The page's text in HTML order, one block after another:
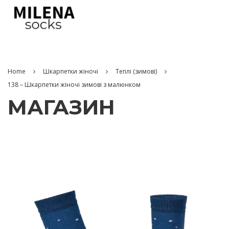
Home Шкарпетки жіночі
Теплі (зимові)
138 – Шкарпетки жіночі зимові з малюнком
МАГАЗИН